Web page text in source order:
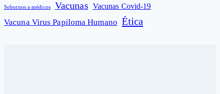
Sobornos a médicos Vacunas Vacunas Covid-19
Vacuna Virus Papiloma Humano Ética